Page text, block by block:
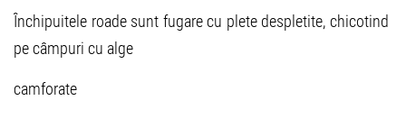
Închipuitele roade sunt fugare cu plete despletite, chicotind
pe câmpuri cu alge
camforate